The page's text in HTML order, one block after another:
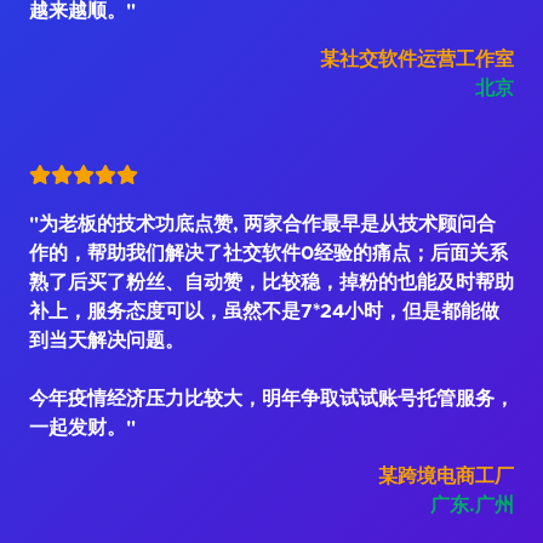
越来越顺。"
某社交软件运营工作室
北京
"为老板的技术功底点赞, 两家合作最早是从技术顾问合
作的，帮助我们解决了社交软件0经验的痛点；后面关系
熟了后买了粉丝、自动赞，比较稳，掉粉的也能及时帮助
补上，服务态度可以，虽然不是7*24小时，但是都能做
到当天解决问题。
今年疫情经济压力比较大，明年争取试试账号托管服务，
一起发财。"
某跨境电商工厂
广东.广州